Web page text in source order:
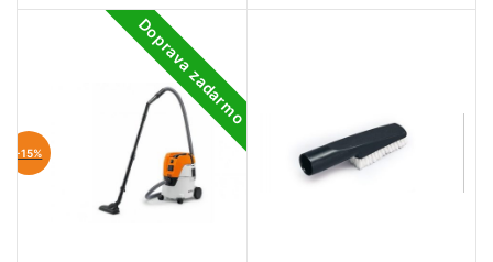
Doprava zadarmo
-15%